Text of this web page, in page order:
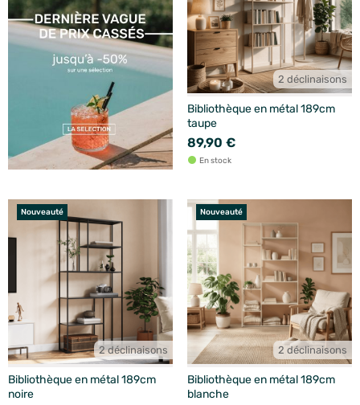
2 déclinaisons
Bibliothèque en métal 189cm
taupe
89,90 €
En stock
Nouveauté
2 déclinaisons
Bibliothèque en métal 189cm
noire
Nouveauté
2 déclinaisons
Bibliothèque en métal 189cm
blanche